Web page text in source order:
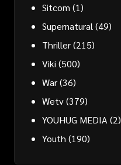
Sitcom (1)
Supernatural (49)
Thriller(215)
Viki (500)
War(36)
Wetv(379)
YOUHUG MEDIA (2)
Youth (190)